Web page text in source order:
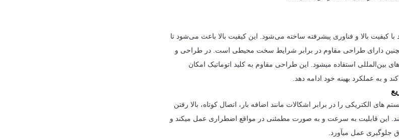
با کیفیت بالا و فناوری پیشرفته ساخته می‌شود. این کیفیت بالا باعث می‌شود تا
دارای طراحی مقاوم در برابر شرایط سخت محیطی است. در طراحی و
بین‌المللی استفاده میشود. این طراحی مقاوم به کلید اتوماتیک امکان
به عملکرد بهینه خود ادامه دهد.
های الکتریکی را در برابر اشکالات مانند اضافه بار، اتصال کوتاه، بالا رفتن
این قابلیت به سرعت و به صورت مطمئنی در مواقع اضطراری عمل میکند و
جلوگیری عمل میآورد.